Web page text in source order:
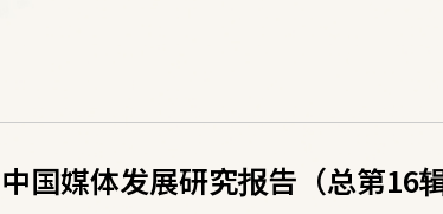
中国媒体发展研究报告（总第16辑